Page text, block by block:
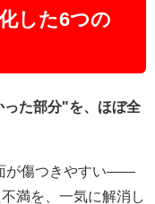
した6つの
た部分"を、ほぼ全
が傷つきやすい——
満を、一気に解消し